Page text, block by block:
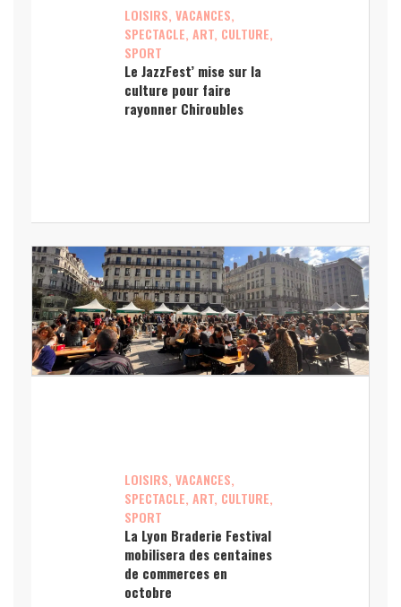
LOISIRS, VACANCES,
SPECTACLE, ART, CULTURE,
SPORT
Le JazzFest’ mise sur la
culture pour faire
rayonner Chiroubles
LOISIRS, VACANCES,
SPECTACLE, ART, CULTURE,
SPORT
La Lyon Braderie Festival
mobilisera des centaines
de commerces en
octobre